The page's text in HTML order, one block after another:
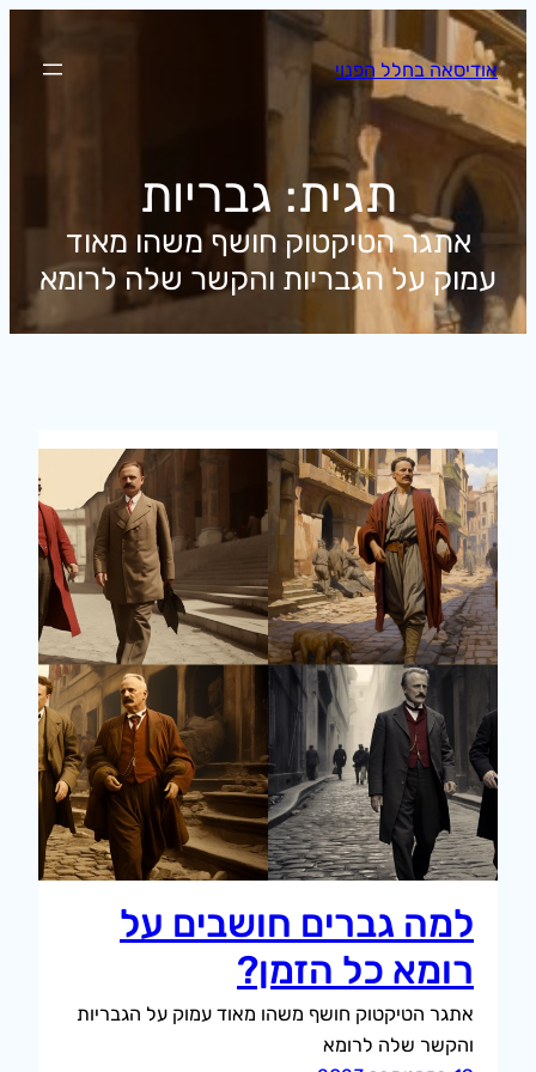
לדלג
לתוכן
אודיסאה בחלל הפנוי
תגית: גבריות
אתגר הטיקטוק חושף משהו מאוד
עמוק על הגבריות והקשר שלה לרומא
למה גברים חושבים על
רומא כל הזמן?
אתגר הטיקטוק חושף משהו מאוד עמוק על הגבריות
והקשר שלה לרומא